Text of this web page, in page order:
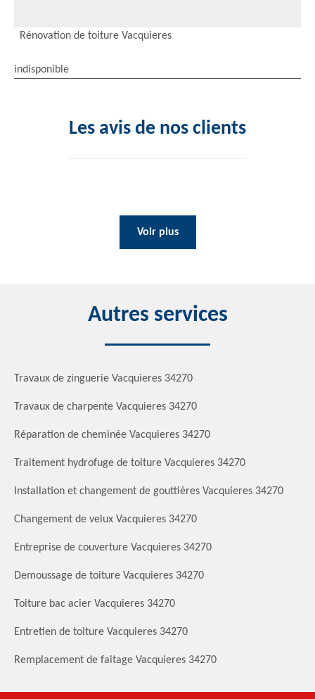
Rénovation de toiture Vacquieres
indisponible
Les avis de nos clients
Voir plus
Autres services
Travaux de zinguerie Vacquieres 34270
Travaux de charpente Vacquieres 34270
Réparation de cheminée Vacquieres 34270
Traitement hydrofuge de toiture Vacquieres 34270
Installation et changement de gouttières Vacquieres 34270
Changement de velux Vacquieres 34270
Entreprise de couverture Vacquieres 34270
Demoussage de toiture Vacquieres 34270
Toiture bac acier Vacquieres 34270
Entretien de toiture Vacquieres 34270
Remplacement de faitage Vacquieres 34270